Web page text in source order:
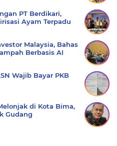
PT Berdikari,
Ayam Terpadu
Malaysia, Bahas
Berbasis AI
Wajib Bayar PKB
di Kota Bima,
Gudang